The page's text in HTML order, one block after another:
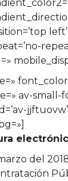
left’
av-small-
jjftuovw’
del